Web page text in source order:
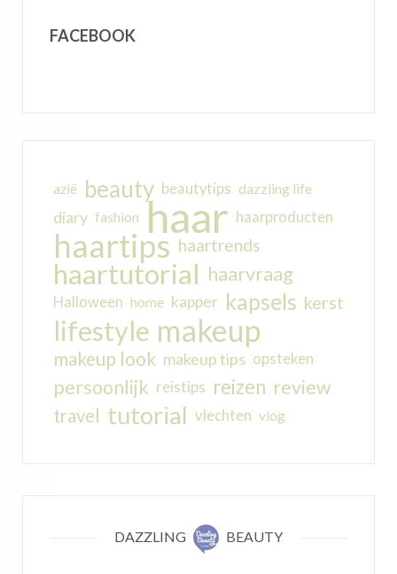
FACEBOOK
azië beauty beautytips dazzling life
diary fashion haar haarproducten
haartips haartrends
haartutorial haarvraag
Halloween home kapper kapsels kerst
lifestyle makeup
makeup look makeup tips opsteken
persoonlijk reistips reizen review
travel tutorial vlechten vlog
DAZZLING BEAUTY